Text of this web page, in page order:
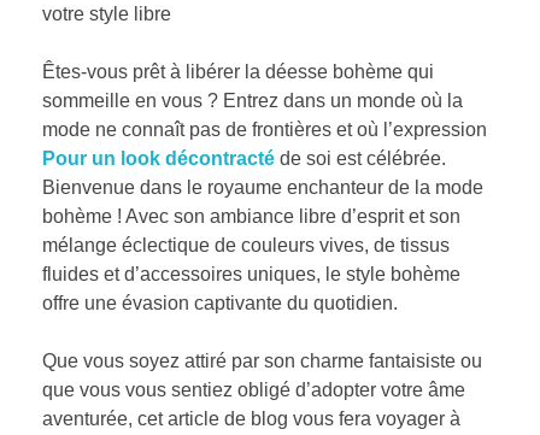
votre style libre
Êtes-vous prêt à libérer la déesse bohème qui
sommeille en vous ? Entrez dans un monde où la
mode ne connaît pas de frontières et où l’expression
Pour un look décontracté de soi est célébrée.
Bienvenue dans le royaume enchanteur de la mode
bohème ! Avec son ambiance libre d’esprit et son
mélange éclectique de couleurs vives, de tissus
fluides et d’accessoires uniques, le style bohème
offre une évasion captivante du quotidien.
Que vous soyez attiré par son charme fantaisiste ou
que vous vous sentiez obligé d’adopter votre âme
aventurée, cet article de blog vous fera voyager à